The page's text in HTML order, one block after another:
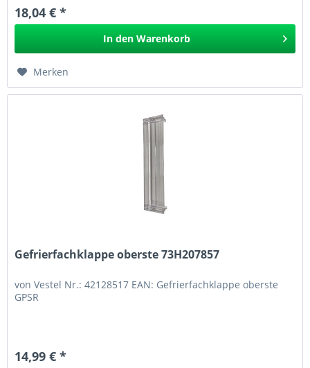
18,04 € *
In den Warenkorb
Merken
Gefrierfachklappe oberste 73H207857
von Vestel Nr.: 42128517 EAN: Gefrierfachklappe oberste
GPSR
14,99 € *